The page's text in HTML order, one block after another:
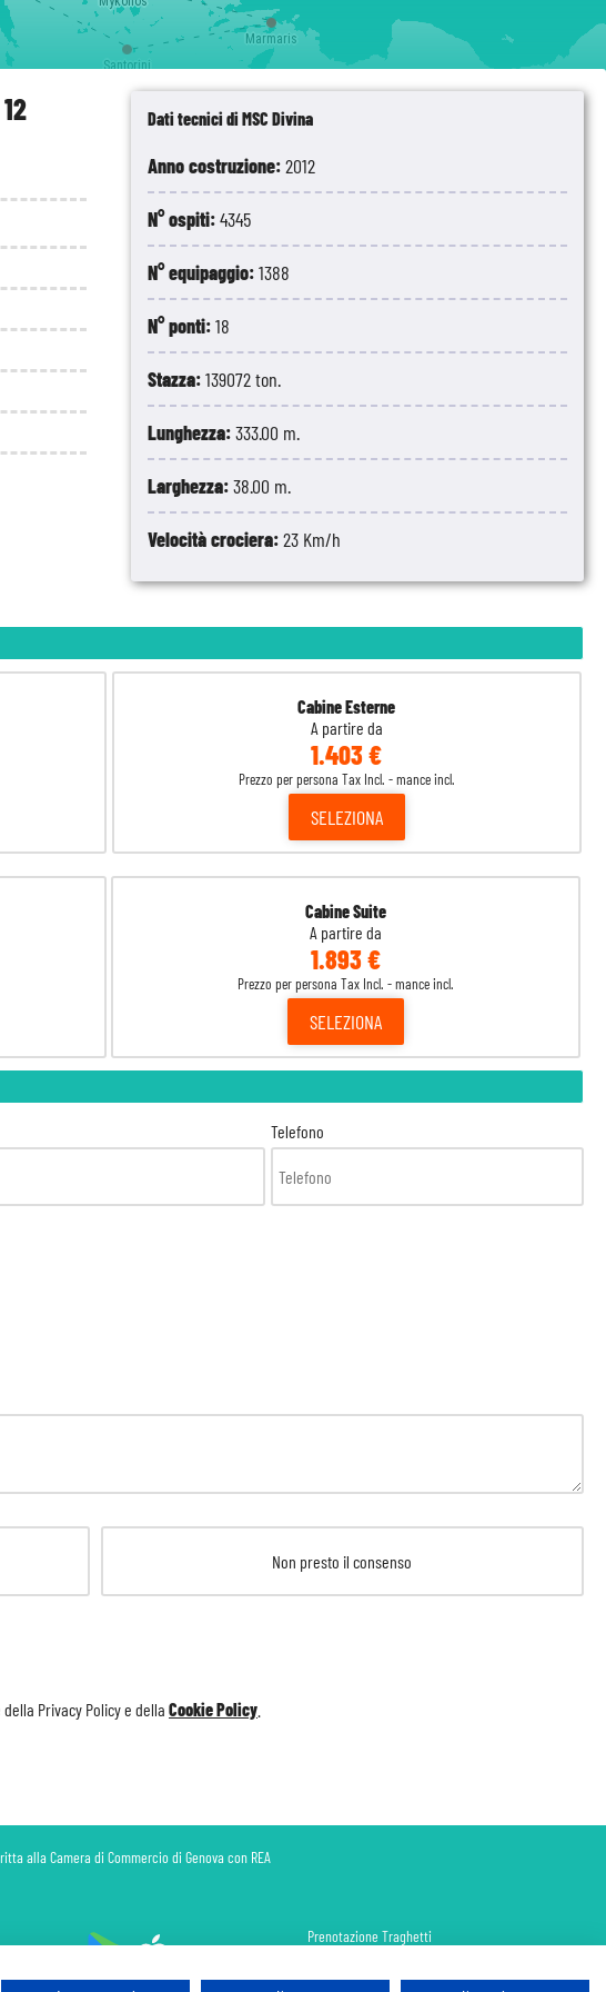
Dati tecnici di MSC Divina
Anno costruzione:2012
N° ospiti:4345
N° equipaggio:1388
N° ponti:18
Stazza:139072 ton.
Lunghezza:333.00 m.
Larghezza:38.00 m.
Velocità crociera:23 Km/h
Cabine Esterne
A partire da
1.403 €
Prezzo per persona Tax Incl. - mance incl.
SELEZIONA
Cabine Suite
A partire da
1.893 €
Prezzo per persona Tax Incl. - mance incl.
SELEZIONA
Telefono
Non presto il consenso
della Privacy Policye della Cookie Policy
Marmaris
Santorini
alla Camera di Commercio di Genova con REA
Prenotazione Traghetti